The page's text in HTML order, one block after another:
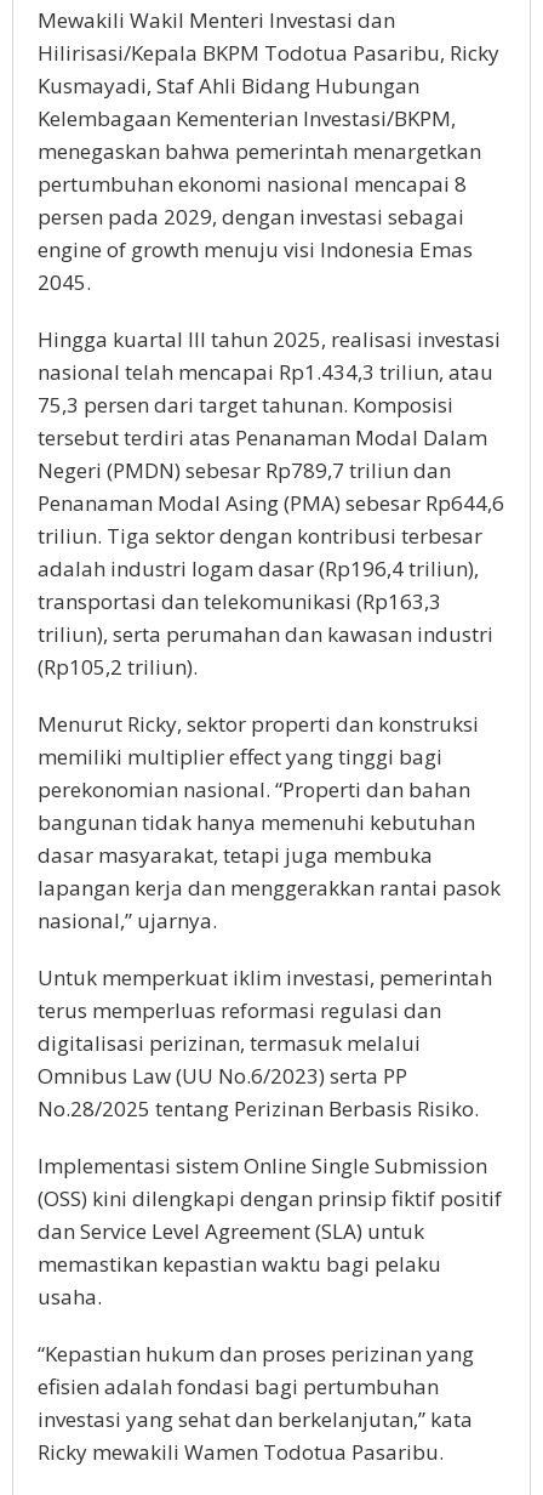
Mewakili Wakil Menteri Investasi dan
Hilirisasi/Kepala BKPM Todotua Pasaribu, Ricky
Kusmayadi, Staf Ahli Bidang Hubungan
Kelembagaan Kementerian Investasi/BKPM,
menegaskan bahwa pemerintah menargetkan
pertumbuhan ekonomi nasional mencapai 8
persen pada 2029, dengan investasi sebagai
engine of growth menuju visi Indonesia Emas
2045.
Hingga kuartal III tahun 2025, realisasi investasi
nasional telah mencapai Rp1.434,3 triliun, atau
75,3 persen dari target tahunan. Komposisi
tersebut terdiri atas Penanaman Modal Dalam
Negeri (PMDN) sebesar Rp789,7 triliun dan
Penanaman Modal Asing (PMA) sebesar Rp644,6
triliun. Tiga sektor dengan kontribusi terbesar
adalah industri logam dasar (Rp196,4 triliun),
transportasi dan telekomunikasi (Rp163,3
triliun), serta perumahan dan kawasan industri
(Rp105,2 triliun).
Menurut Ricky, sektor properti dan konstruksi
memiliki multiplier effect yang tinggi bagi
perekonomian nasional. “Properti dan bahan
bangunan tidak hanya memenuhi kebutuhan
dasar masyarakat, tetapi juga membuka
lapangan kerja dan menggerakkan rantai pasok
nasional,” ujarnya.
Untuk memperkuat iklim investasi, pemerintah
terus memperluas reformasi regulasi dan
digitalisasi perizinan, termasuk melalui
Omnibus Law (UU No.6/2023) serta PP
No.28/2025 tentang Perizinan Berbasis Risiko.
Implementasi sistem Online Single Submission
(OSS) kini dilengkapi dengan prinsip fiktif positif
dan Service Level Agreement (SLA) untuk
memastikan kepastian waktu bagi pelaku
usaha.
“Kepastian hukum dan proses perizinan yang
efisien adalah fondasi bagi pertumbuhan
investasi yang sehat dan berkelanjutan,” kata
Ricky mewakili Wamen Todotua Pasaribu.